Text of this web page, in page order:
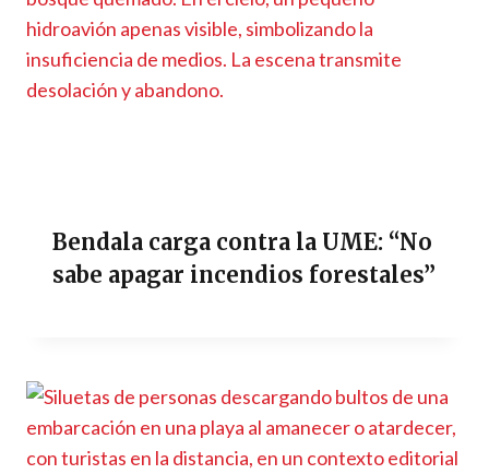
Bendala carga contra la UME: “No
sabe apagar incendios forestales”